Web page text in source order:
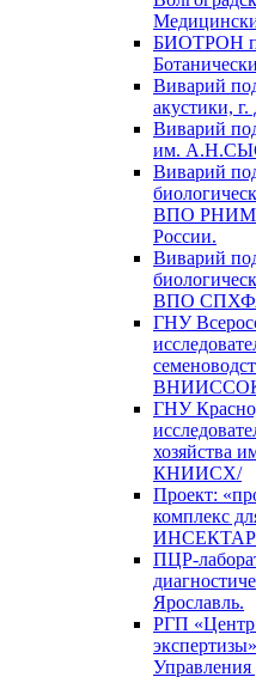
БИОТРОН
Виварий
акустики,
Виварий
им.
Виварий
ВПО РНИМУ
России.
Виварий
ВПО СПХФА
ГНУ
ГНУ
хозяйства
КНИИСХ/
Проект:
комплекс
ПЦР-
Ярославль.
РГП «Центр